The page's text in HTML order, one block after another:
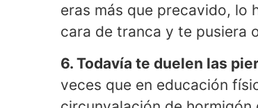
eras más que precavido, lo
cara de tranca y te pusiera
6. Todavía te duelen las
veces que en educación